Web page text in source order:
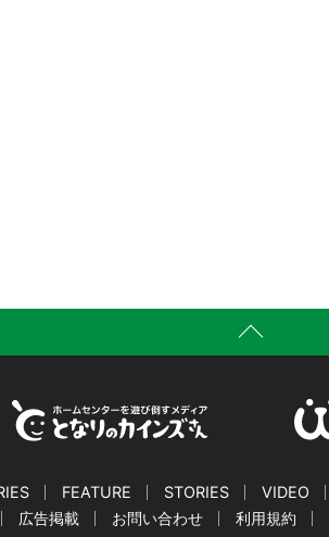
FEATURE STORIES VIDEO
広告掲載 お問い合わせ 利用規約